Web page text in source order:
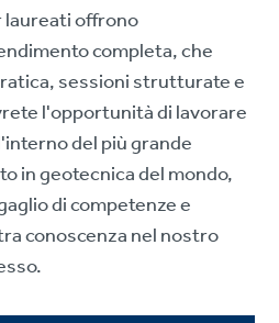
offrono
completa, che
sessioni strutturate e
l'opportunità di lavorare
del più grande
in geotecnica del mondo,
di competenze e
conoscenza nel nostro